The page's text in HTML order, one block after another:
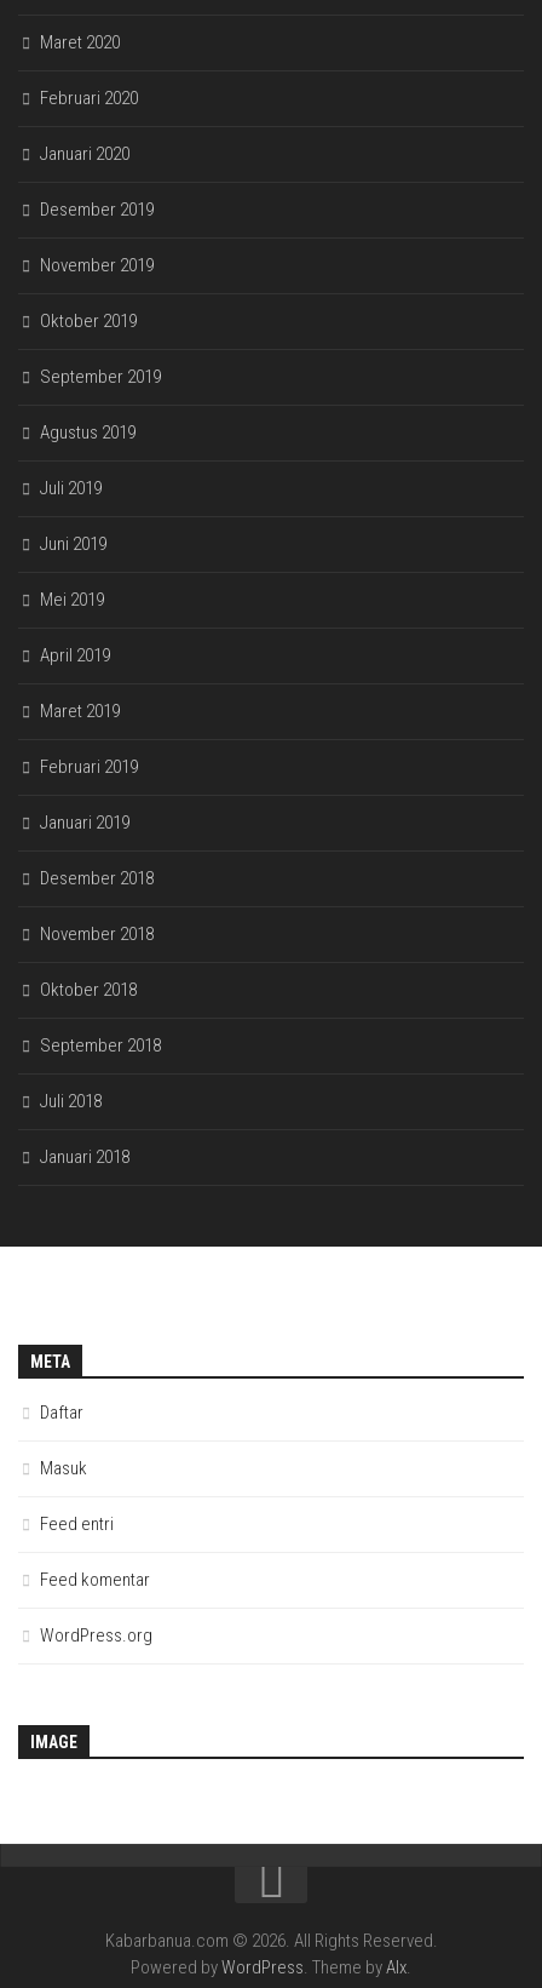
Maret 2020
Februari 2020
Januari 2020
Desember 2019
November 2019
Oktober 2019
September 2019
Agustus 2019
Juli 2019
Juni 2019
Mei 2019
April 2019
Maret 2019
Februari 2019
Januari 2019
Desember 2018
November 2018
Oktober 2018
September 2018
Juli 2018
Januari 2018
META
Daftar
Masuk
Feed entri
Feed komentar
WordPress.org
IMAGE
Kabarbanua.com © 2026. All Rights Reserved.
Powered byWordPress. Theme byAlx.